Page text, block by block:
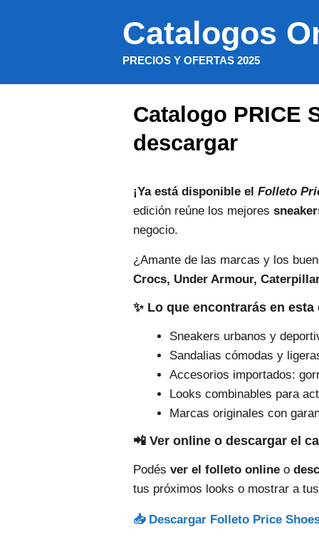
Catalogos
PRECIOS Y OFERTAS 2025
Catalogo PRICE
descargar
¡Ya está disponible el Folleto
edición reúne los mejores
negocio.
¿Amante de las marcas y los
Crocs, Under Armour,
✨ Lo que encontrarás en esta
Sneakers urbanos y
Sandalias cómodas y
Accesorios importados:
Looks combinables para
Marcas originales con
📲 Ver online o descargar el
Podés ver el folleto online o
tus próximos looks o mostrar a
📥 Descargar Folleto Price